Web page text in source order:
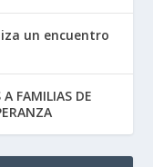
un encuentro
FAMILIAS DE